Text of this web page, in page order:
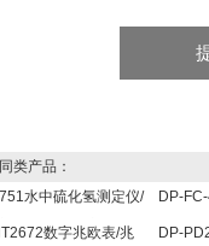
类产品：
水中硫化氢测定仪/
化氢检测仪/硫化氢分
DP-
尘仪
数字兆欧表/兆
DP-